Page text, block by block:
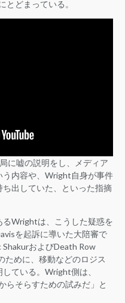
とどまっている。
に嘘の説明をし、メディア
う内容や、Wright自身が事件
出していた、といった指摘
Wrightは、こうした疑惑を
を起訴に導いた大陪審で
およびDeath Row
ために、移動などのロジス
ている。Wright側は、
らそらすための試みだ」と